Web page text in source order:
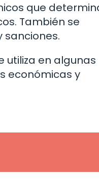
que
También se
sanciones.
utiliza en algunas
económicas y